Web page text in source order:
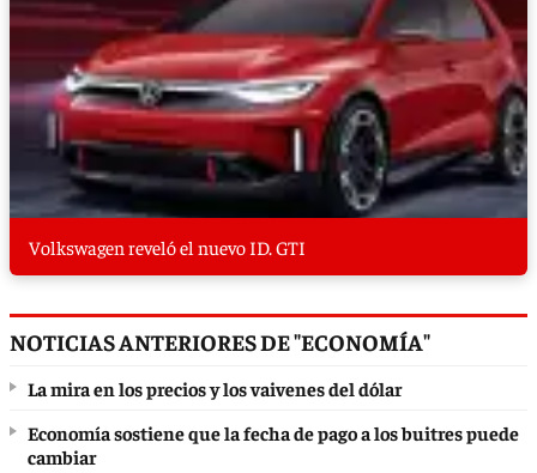
Volkswagen reveló el nuevo ID. GTI
NOTICIAS ANTERIORES DE "ECONOMÍA"
La mira en los precios y los vaivenes del dólar
Economía sostiene que la fecha de pago a los buitres puede
cambiar